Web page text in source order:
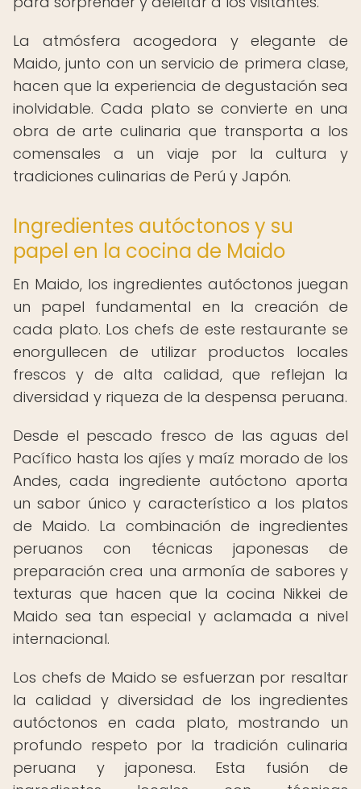
La atmósfera acogedora y elegante de
Maido, junto con un servicio de primera clase,
hacen que la experiencia de degustación sea
inolvidable. Cada plato se convierte en una
obra de arte culinaria que transporta a los
comensales a un viaje por la cultura y
tradiciones culinarias de Perú y Japón.
Ingredientes autóctonos y su
papel en la cocina de Maido
En Maido, los ingredientes autóctonos juegan
un papel fundamental en la creación de
cada plato. Los chefs de este restaurante se
enorgullecen de utilizar productos locales
frescos y de alta calidad, que reflejan la
diversidad y riqueza de la despensa peruana.
Desde el pescado fresco de las aguas del
Pacífico hasta los ajíes y maíz morado de los
Andes, cada ingrediente autóctono aporta
un sabor único y característico a los platos
de Maido. La combinación de ingredientes
peruanos con técnicas japonesas de
preparación crea una armonía de sabores y
texturas que hacen que la cocina Nikkei de
Maido sea tan especial y aclamada a nivel
internacional.
Los chefs de Maido se esfuerzan por resaltar
la calidad y diversidad de los ingredientes
autóctonos en cada plato, mostrando un
profundo respeto por la tradición culinaria
peruana y japonesa. Esta fusión de